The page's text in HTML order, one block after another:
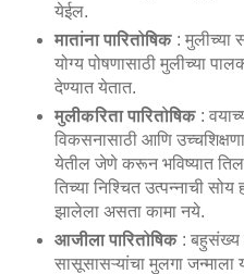
येईल.
मातांना पारितोषिक : मुलीच्या
योग्य पोषणासाठी मुलीच्या
देण्यात येतात.
मुलीकरिता पारितोषिक :
विकसनासाठी आणि
येतील जेणे करून भविष्यात
तिच्या निश्चित उत्पन्नाची सोय
झालेला असता कामा नये.
आजीला पारितोषिक : बहुसंख्य
सासूसासऱ्यांचा मुलगा